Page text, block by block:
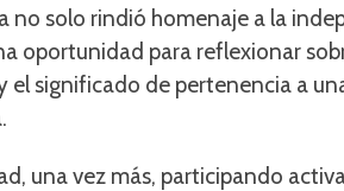
no solo rindió homenaje a la
oportunidad para reflexionar
el significado de pertenencia a
una vez más, participando